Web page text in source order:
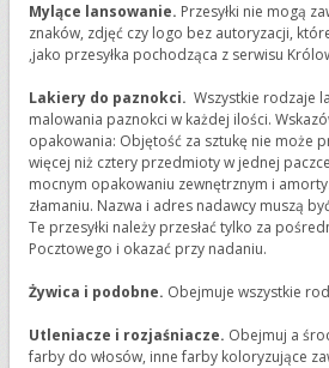
Mylące lansowanie. Przesyłki nie mogą
znaków, zdjęć czy logo bez autoryzacji,
,jako przesyłka pochodząca z serwisu
Lakiery do paznokci. Wszystkie rodzaje
malowania paznokci w każdej ilości.
opakowania: Objętość za sztukę nie może
więcej niż cztery przedmioty w jednej
mocnym opakowaniu zewnętrznym i
złamaniu. Nazwa i adres nadawcy muszą
Te przesyłki należy przesłać tylko za
Pocztowego i okazać przy nadaniu.
Żywica i podobne. Obejmuje wszystkie
Utleniacze i rozjaśniacze. Obejmuj a
farby do włosów, inne farby koloryzujące